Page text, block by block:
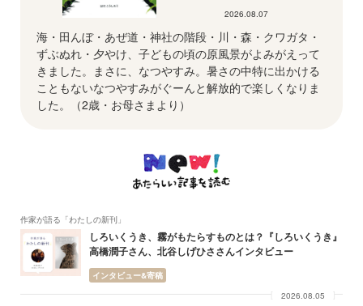
2026.08.07
海・田んぼ・あぜ道・神社の階段・川・森・クワガタ・
ずぶぬれ・夕やけ、子どもの頃の原風景がよみがえって
きました。まさに、なつやすみ。暑さの中特に出かける
こともないなつやすみがぐーんと解放的で楽しくなりま
した。（2歳・お母さまより）
作家が語る「わたしの新刊」
しろいくうき、霧がもたらすものとは？『しろいくうき』
高橋潤子さん、北谷しげひささんインタビュー
インタビュー&寄稿
2026.08.05